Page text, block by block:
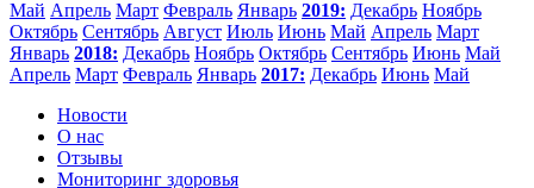
Май Апрель Март Февраль Январь 2019: Декабрь Ноябрь
Октябрь Сентябрь Август Июль Июнь Май Апрель Март
Январь 2018: Декабрь Ноябрь Октябрь Сентябрь Июнь Май
Апрель Март Февраль Январь 2017: Декабрь Июнь Май
Новости
О нас
Отзывы
Мониторинг здоровья